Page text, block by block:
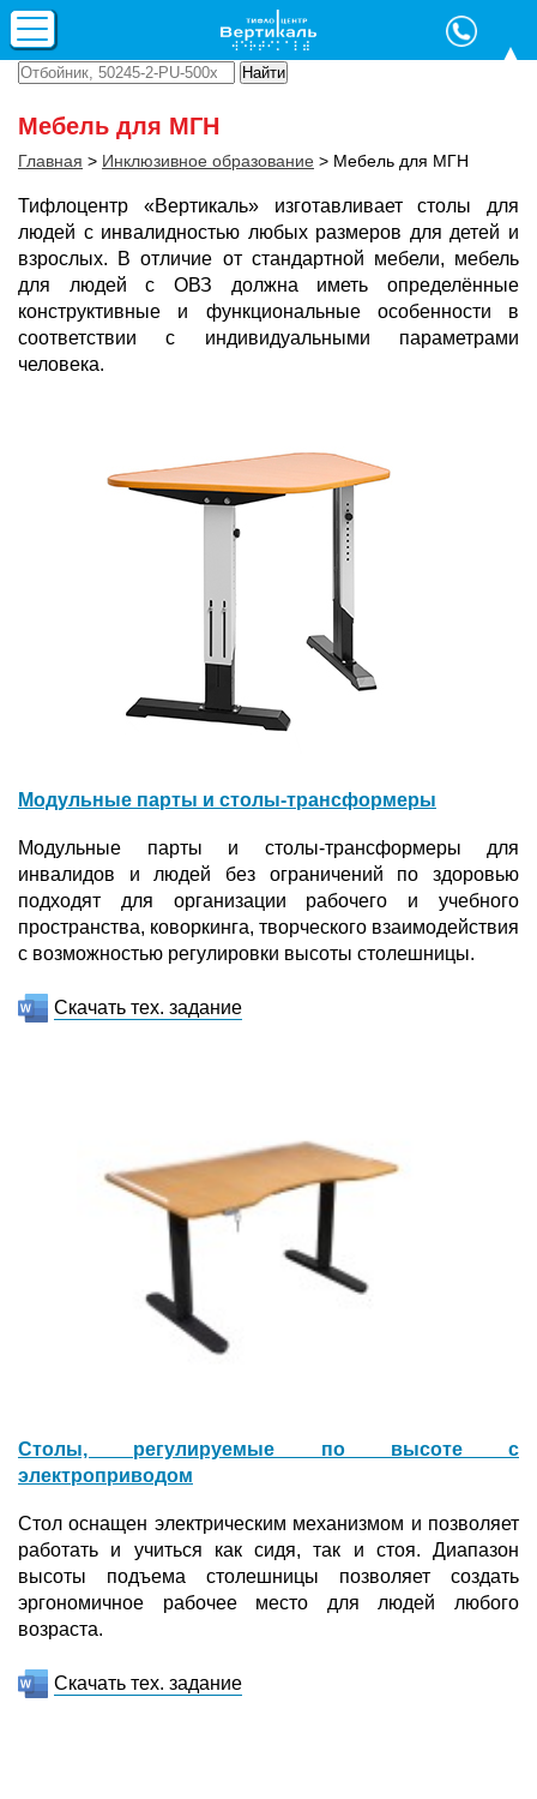
Мебель для МГН
Главная > Инклюзивное образование > Мебель для МГН
Тифлоцентр «Вертикаль» изготавливает столы для
людей с инвалидностью любых размеров для детей и
взрослых. В отличие от стандартной мебели, мебель
для людей с ОВЗ должна иметь определённые
конструктивные и функциональные особенности в
соответствии с индивидуальными параметрами
человека.
Модульные парты и столы-трансформеры
Модульные парты и столы-трансформеры для
инвалидов и людей без ограничений по здоровью
подходят для организации рабочего и учебного
пространства, коворкинга, творческого взаимодействия
с возможностью регулировки высоты столешницы.
Скачать тех. задание
Столы, регулируемые по высоте с
электроприводом
Стол оснащен электрическим механизмом и позволяет
работать и учиться как сидя, так и стоя. Диапазон
высоты подъема столешницы позволяет создать
эргономичное рабочее место для людей любого
возраста.
Скачать тех. задание